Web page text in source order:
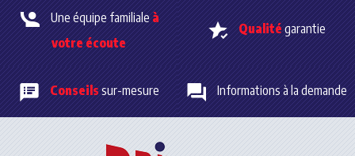
désagréments liés au gel.
Une équipe familialeà
votre écoute
Qualitégarantie
Conseilssur-mesure Informations à la demande